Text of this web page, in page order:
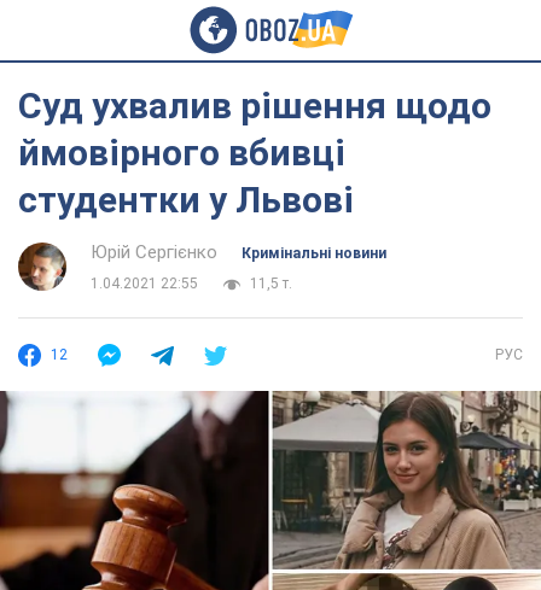
Суд ухвалив рішення щодо
ймовірного вбивці
студентки у Львові
Юрій Сергієнко
Кримінальні новини
1.04.2021 22:55
11,5 т.
12 РУС